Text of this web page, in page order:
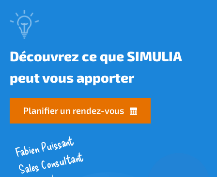
Découvrez ce que SIMULIA
peut vous apporter
Planifier un rendez-vous
Fabien Puissant
Sales Consultant